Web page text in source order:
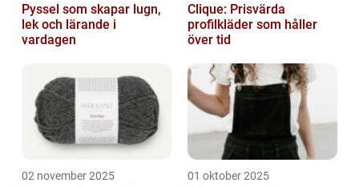
Pyssel som skapar lugn,
lek och lärande i
vardagen
Clique: Prisvärda
profilkläder som håller
över tid
02 november 2025 01 oktober 2025